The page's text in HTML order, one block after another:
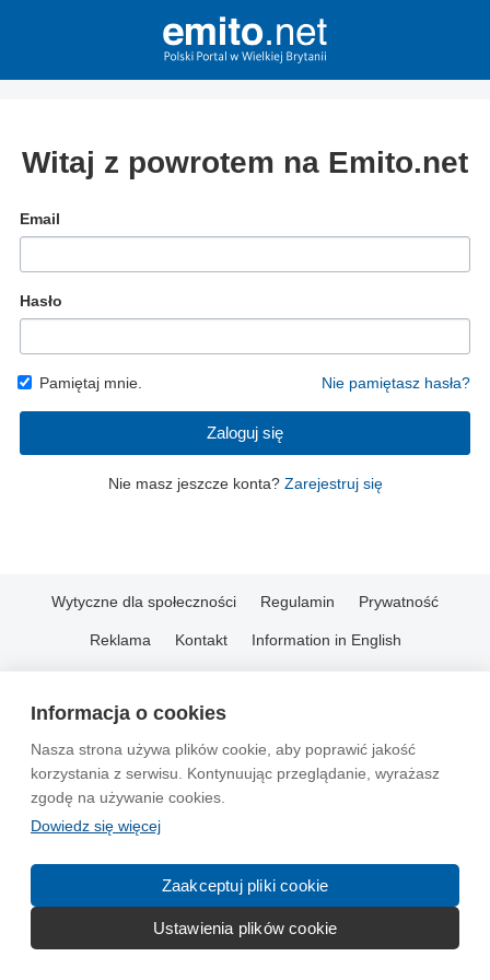
Informacja o cookies
Nasza strona używa plików cookie, aby poprawić jakość
korzystania z serwisu. Kontynuując przeglądanie, wyrażasz
zgodę na używanie cookies.
Dowiedz się więcej
Zaakceptuj pliki cookie
Ustawienia plików cookie
Witaj z powrotem na Emito.net
Email
Hasło
Pamiętaj mnie. Nie pamiętasz hasła?
Zaloguj się
Nie masz jeszcze konta? Zarejestruj się
Wytyczne dla społeczności Regulamin Prywatność
Reklama Kontakt Information in English